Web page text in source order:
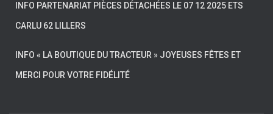
INFO PARTENARIAT PIÈCES DÉTACHÉES LE 07 12 2025 ETS
CARLU 62 LILLERS
INFO « LA BOUTIQUE DU TRACTEUR » JOYEUSES FÊTES ET
MERCI POUR VOTRE FIDÉLITÉ